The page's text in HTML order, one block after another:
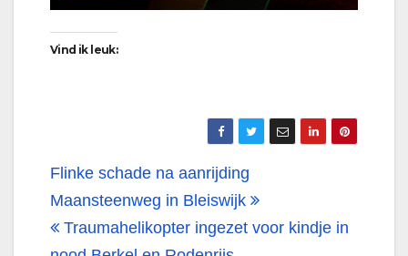
Vind ik leuk:
Bericht
navigatie
Flinke schade na aanrijding
Maansteenweg in Bleiswijk
Traumahelikopter ingezet voor kindje in